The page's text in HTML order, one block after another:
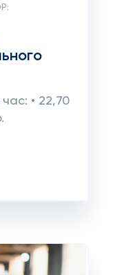
• 22,70